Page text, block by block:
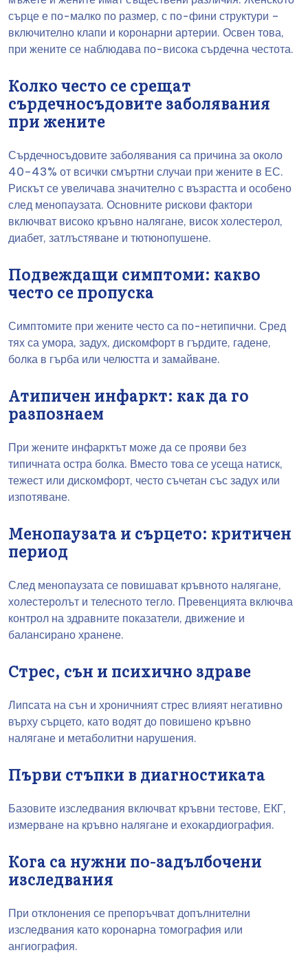
сърце е по-малко по размер, с по-фини структури –
включително клапи и коронарни артерии. Освен това,
при жените се наблюдава по-висока сърдечна честота.
Колко често се срещат
сърдечносъдовите заболявания
при жените
Сърдечносъдовите заболявания са причина за около
40–43% от всички смъртни случаи при жените в ЕС.
Рискът се увеличава значително с възрастта и особено
след менопаузата. Основните рискови фактори
включват високо кръвно налягане, висок холестерол,
диабет, затлъстяване и тютюнопушене.
Подвеждащи симптоми: какво
често се пропуска
Симптомите при жените често са по-нетипични. Сред
тях са умора, задух, дискомфорт в гърдите, гадене,
болка в гърба или челюстта и замайване.
Атипичен инфаркт: как да го
разпознаем
При жените инфарктът може да се прояви без
типичната остра болка. Вместо това се усеща натиск,
тежест или дискомфорт, често съчетан със задух или
изпотяване.
Менопаузата и сърцето: критичен
период
След менопаузата се повишават кръвното налягане,
холестеролът и телесното тегло. Превенцията включва
контрол на здравните показатели, движение и
балансирано хранене.
Стрес, сън и психично здраве
Липсата на сън и хроничният стрес влияят негативно
върху сърцето, като водят до повишено кръвно
налягане и метаболитни нарушения.
Първи стъпки в диагностиката
Базовите изследвания включват кръвни тестове, ЕКГ,
измерване на кръвно налягане и ехокардиография.
Кога са нужни по-задълбочени
изследвания
При отклонения се препоръчват допълнителни
изследвания като коронарна томография или
ангиография.